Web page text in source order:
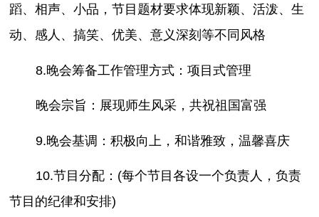
蹈、相声、小品，节目题材要求体现新颖、活泼、生
动、感人、搞笑、优美、意义深刻等不同风格
8.晚会筹备工作管理方式：项目式管理
晚会宗旨：展现师生风采，共祝祖国富强
9.晚会基调：积极向上，和谐雅致，温馨喜庆
10.节目分配：(每个节目各设一个负责人，负责
节目的纪律和安排)